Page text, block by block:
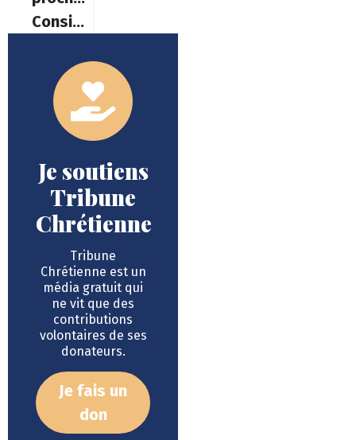
Consistoire
Je soutiens
Tribune
Chrétienne
Tribune
Chrétienne est un
média gratuit qui
ne vit que des
contributions
volontaires de ses
donateurs.
Je fais un
don